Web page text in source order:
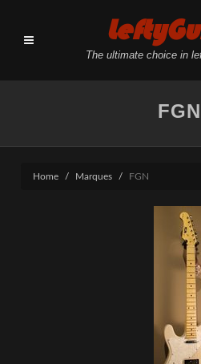
The ultimate choice in
FGN
Home Marques FGN